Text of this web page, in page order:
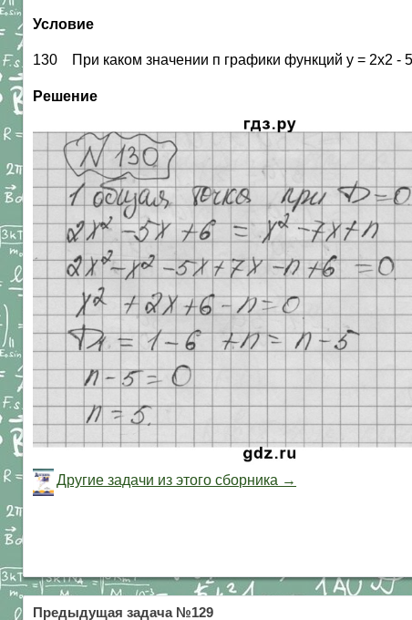
Условие
130 При каком значении п графики функций у = 2х2 -
Решение
Другие задачи из этого сборника →
Предыдущая задача №129